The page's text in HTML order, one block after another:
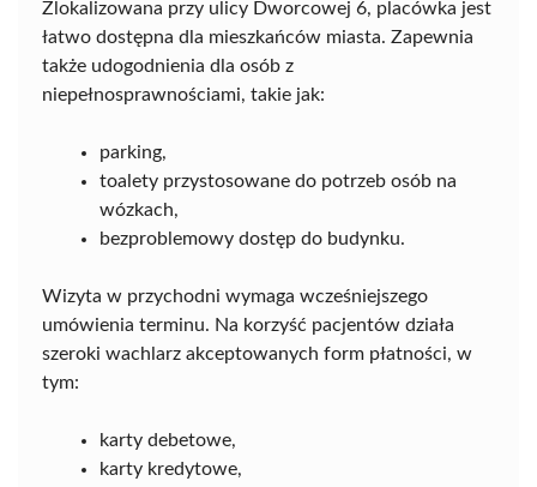
Zlokalizowana przy ulicy Dworcowej 6, placówka jest
łatwo dostępna dla mieszkańców miasta. Zapewnia
także udogodnienia dla osób z
niepełnosprawnościami, takie jak:
parking,
toalety przystosowane do potrzeb osób na
wózkach,
bezproblemowy dostęp do budynku.
Wizyta w przychodni wymaga wcześniejszego
umówienia terminu. Na korzyść pacjentów działa
szeroki wachlarz akceptowanych form płatności, w
tym:
karty debetowe,
karty kredytowe,